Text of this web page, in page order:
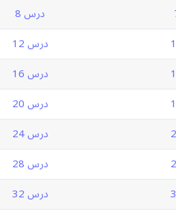
درس 8
درس 12
درس 16
درس 20
درس 24
درس 28
درس 32